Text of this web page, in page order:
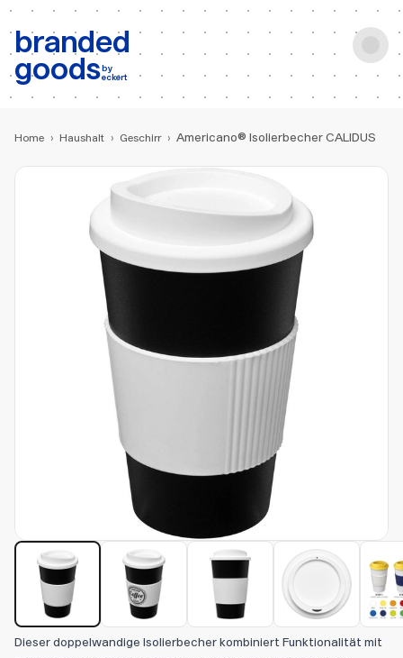
branded
goodsby
eckert
b: Produktsuche
Home › Haushalt › Geschirr › Americano® Isolierbecher CALIDUS
Dieser doppelwandige Isolierbecher kombiniert Funktionalität mit